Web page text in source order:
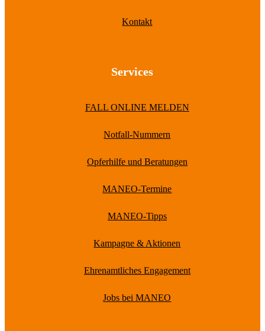
Kontakt
Services
FALL ONLINE MELDEN
Notfall-Nummern
Opferhilfe und Beratungen
MANEO-Termine
MANEO-Tipps
Kampagne & Aktionen
Ehrenamtliches Engagement
Jobs bei MANEO